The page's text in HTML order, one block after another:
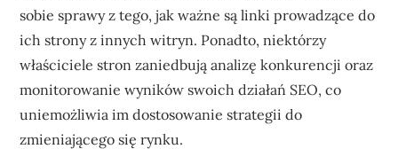
sobie sprawy z tego, jak ważne są linki prowadzące do
ich strony z innych witryn. Ponadto, niektórzy
właściciele stron zaniedbują analizę konkurencji oraz
monitorowanie wyników swoich działań SEO, co
uniemożliwia im dostosowanie strategii do
zmieniającego się rynku.